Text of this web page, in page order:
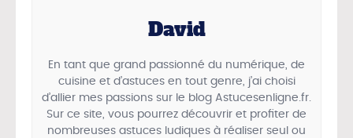
David
En tant que grand passionné du numérique, de
cuisine et d’astuces en tout genre, j’ai choisi
d’allier mes passions sur le blog Astucesenligne.fr.
Sur ce site, vous pourrez découvrir et profiter de
nombreuses astuces ludiques à réaliser seul ou